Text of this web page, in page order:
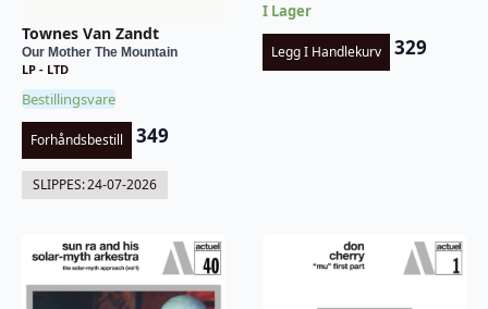
Townes Van Zandt
Our Mother The Mountain
LP - LTD
Bestillingsvare
Forhåndsbestill 349
SLIPPES:24-07-2026
I Lager
Legg I Handlekurv 329